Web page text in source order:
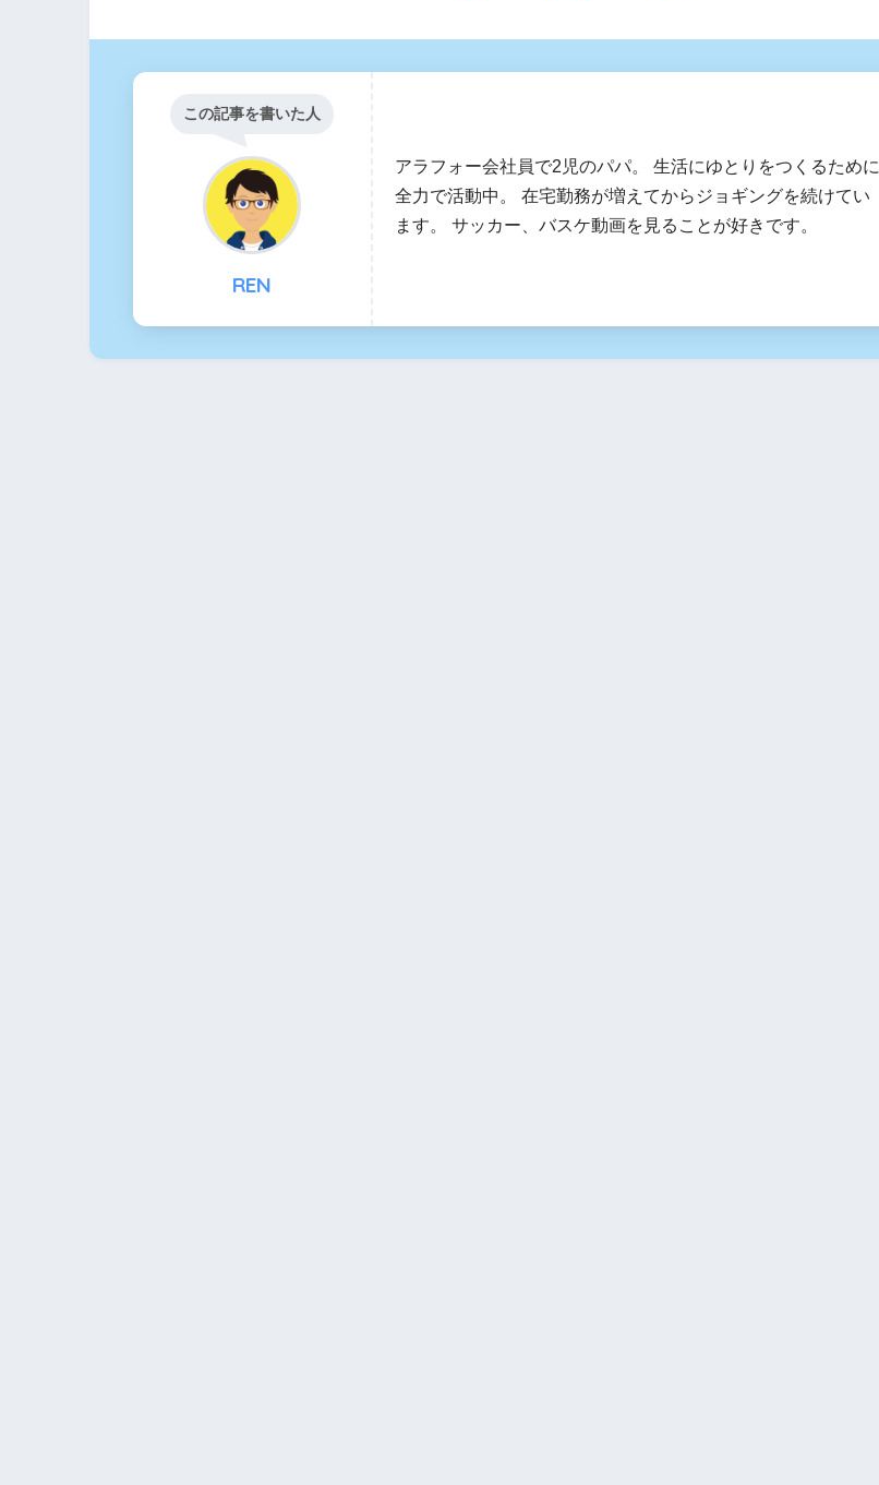
この記事を書いた人
REN
アラフォー会社員で2児のパパ。 生活にゆとりをつくるために
全力で活動中。 在宅勤務が増えてからジョギングを続けてい
ます。 サッカー、バスケ動画を見ることが好きです。